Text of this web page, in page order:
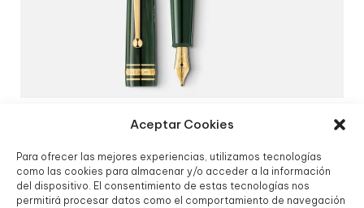
Aceptar Cookies
Para ofrecer las mejores experiencias, utilizamos tecnologías
como las cookies para almacenar y/o acceder a la información
del dispositivo. El consentimiento de estas tecnologías nos
permitirá procesar datos como el comportamiento de navegación
PLUMA M CLÁSICA THE ORIGIN VERDE
1.100,00€